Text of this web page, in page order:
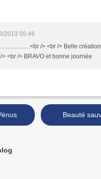
2013 05:46
/> <br /> Belle création
<br /> BRAVO et bonne journée